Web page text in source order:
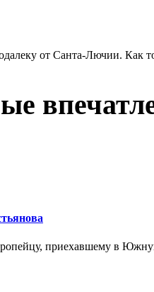
от Санта-Лючии. Как
приехавшему в